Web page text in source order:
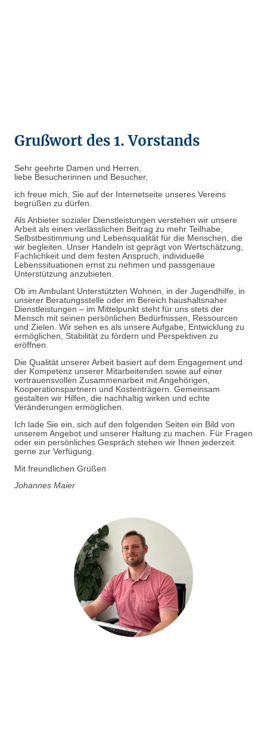
Grußwort des 1. Vorstands
Sehr geehrte Damen und Herren,
liebe Besucherinnen und Besucher,
ich freue mich, Sie auf der Internetseite unseres Vereins
begrüßen zu dürfen.
Als Anbieter sozialer Dienstleistungen verstehen wir unsere
Arbeit als einen verlässlichen Beitrag zu mehr Teilhabe,
Selbstbestimmung und Lebensqualität für die Menschen, die
wir begleiten. Unser Handeln ist geprägt von Wertschätzung,
Fachlichkeit und dem festen Anspruch, individuelle
Lebenssituationen ernst zu nehmen und passgenaue
Unterstützung anzubieten.
Ob im Ambulant Unterstützten Wohnen, in der Jugendhilfe, in
unserer Beratungsstelle oder im Bereich haushaltsnaher
Dienstleistungen – im Mittelpunkt steht für uns stets der
Mensch mit seinen persönlichen Bedürfnissen, Ressourcen
und Zielen. Wir sehen es als unsere Aufgabe, Entwicklung zu
ermöglichen, Stabilität zu fördern und Perspektiven zu
eröffnen.
Die Qualität unserer Arbeit basiert auf dem Engagement und
der Kompetenz unserer Mitarbeitenden sowie auf einer
vertrauensvollen Zusammenarbeit mit Angehörigen,
Kooperationspartnern und Kostenträgern. Gemeinsam
gestalten wir Hilfen, die nachhaltig wirken und echte
Veränderungen ermöglichen.
Ich lade Sie ein, sich auf den folgenden Seiten ein Bild von
unserem Angebot und unserer Haltung zu machen. Für Fragen
oder ein persönliches Gespräch stehen wir Ihnen jederzeit
gerne zur Verfügung.
Mit freundlichen Grüßen
Johannes Maier